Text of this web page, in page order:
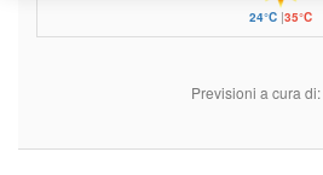
24°C |35°C
Previsioni a cura di: